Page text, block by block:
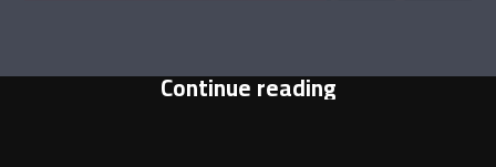
Continue reading